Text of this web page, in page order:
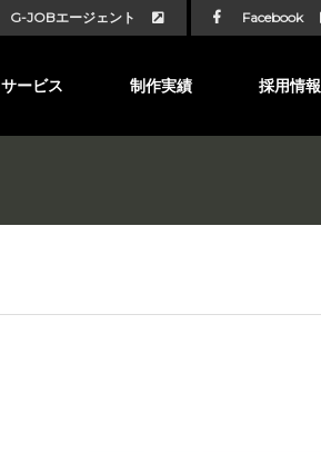
G-JOBエージェント Facebook
サービス 制作実績 採用情報